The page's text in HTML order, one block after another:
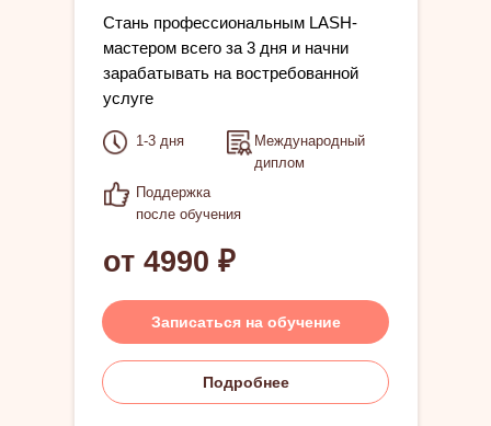
Записаться на обучение
Подробнее
Cтань профессиональным LASH-
мастером всего за 3 дня и начни
зарабатывать на востребованной
услуге
от 4990 ₽
Международный
диплом
Поддержка
после обучения
1-3 дня